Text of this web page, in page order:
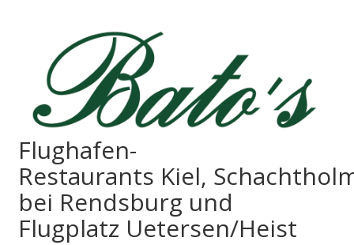
Flughafen-
Restaurants Kiel,
bei Rendsburg und
Flugplatz Uetersen/Heist